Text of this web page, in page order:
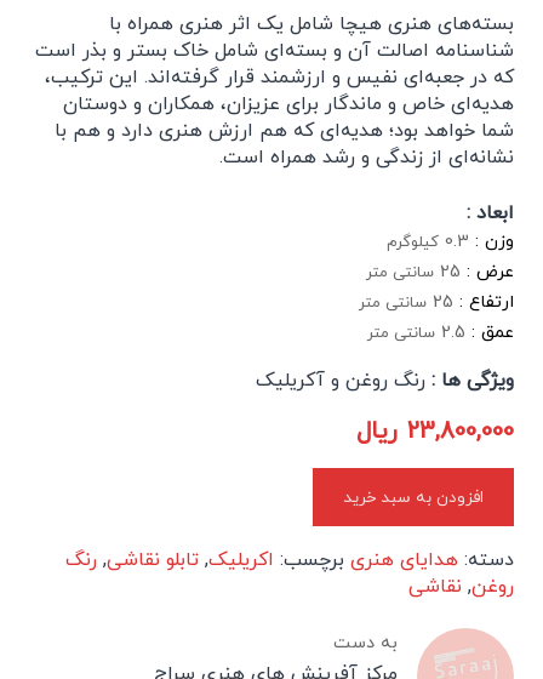
بسته‌های هنری هیچا شامل یک اثر هنری همراه با
شناسنامه اصالت آن و بسته‌ای شامل خاک بستر و بذر است
که در جعبه‌ای نفیس و ارزشمند قرار گرفته‌اند. این ترکیب،
هدیه‌ای خاص و ماندگار برای عزیزان، همکاران و دوستان
شما خواهد بود؛ هدیه‌ای که هم ارزش هنری دارد و هم با
نشانه‌ای از زندگی و رشد همراه است.
ابعاد :
وزن : 0.3 کیلوگرم
عرض : 25 سانتی متر
ارتفاع : 25 سانتی متر
عمق : 2.5 سانتی متر
ویژگی ها : رنگ روغن و آکریلیک
23,800,000 ریال
افزودن به سبد خرید
دسته:هدایای هنری برچسب: اکریلیک,تابلو نقاشی, رنگ
روغن, نقاشی
به دست